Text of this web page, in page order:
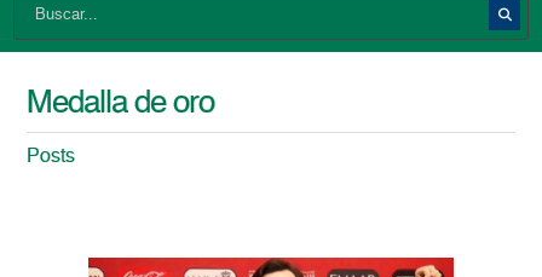
Medalla de oro
Posts